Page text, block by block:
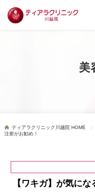
美
ティアラクリニック川越院 HOME
注射がお勧め！
【ワキガ】が気に